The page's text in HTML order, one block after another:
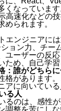
くなっていま
高速化などの
められます。
エンジニアに
ョン力、チー
ユーザーの反
ため、自己学
：誰がどちら
格があります
アに向いてい
る人
るのは、感性
調整を苦にし